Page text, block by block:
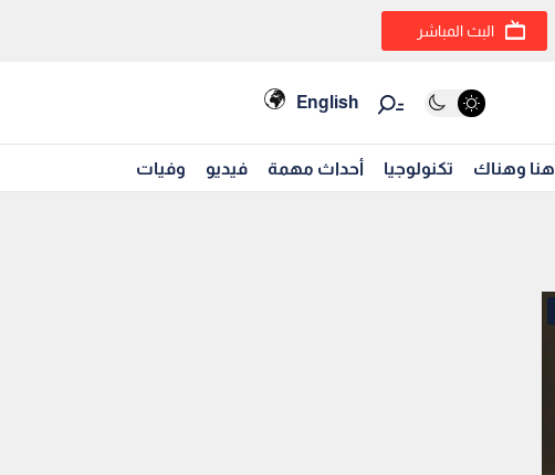
البث المباشر
English
هنا وهناك تكنولوجيا أحداث مهمة فيديو وفيات